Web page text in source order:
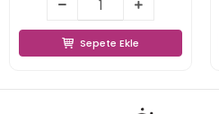
Sepete Ekle
Sepete Ekle